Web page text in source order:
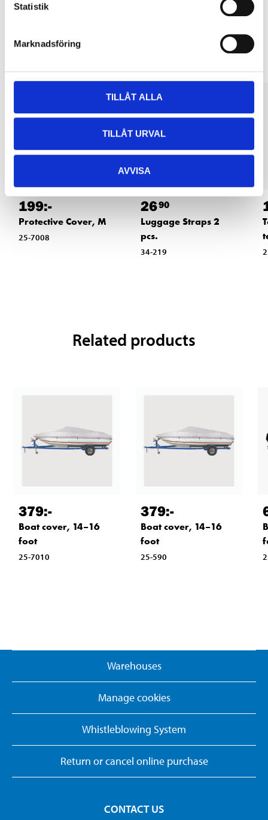
Statistik
Marknadsföring
TILLÅT ALLA
TILLÅT URVAL
AVVISA
Other customers also bought
199:-
Protective Cover, M
25-7008
2690
Luggage Straps 2
pcs.
34-219
Related products
379:-
Boat cover, 14–16
foot
25-7010
379:-
Boat cover, 14–16
foot
25-590
Warehouses
Manage cookies
Whistleblowing System
Return or cancel online purchase
CONTACT US